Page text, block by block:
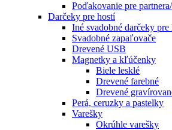
Poďakovanie pre
Darčeky pre hostí
Iné svadobné darčeky pre
Svadobné zapaľovače
Drevené USB
Magnetky a kľúčenky
Biele lesklé
Drevené farebné
Drevené
Perá, ceruzky a pastelky
Varešky
Okrúhle varešky